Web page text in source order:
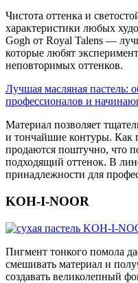
Чистота оттенка и
характеристики любых
Gogh от Royal Talens —
которые любят
неповторимых оттенков.
Лучшая масляная пастель:
профессионалов и
Материал позволяет
и тончайшие контуры. Как
продаются поштучно, что
подходящий оттенок. В
принадлежности для
KOH-I-NOOR
Пигмент тонкого помола
смешивать материал и
создавать великолепный